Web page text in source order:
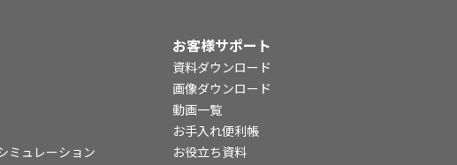
ミュレーション
お客様サポート
資料ダウンロード
画像ダウンロード
動画一覧
お手入れ便利帳
お役立ち資料